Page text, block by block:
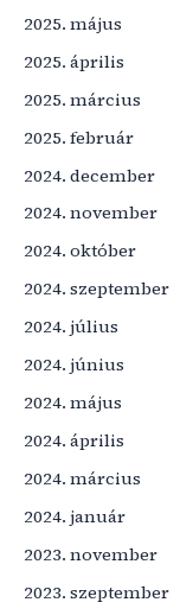
2025. május
2025. április
2025. március
2025. február
2024. december
2024. november
2024. október
2024. szeptember
2024. július
2024. június
2024. május
2024. április
2024. március
2024. január
2023. november
2023. szeptember